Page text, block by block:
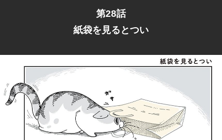
第28話
紙袋を見るとつい